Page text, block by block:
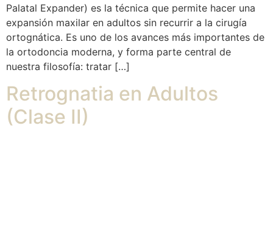
Palatal Expander) es la técnica que permite hacer una
expansión maxilar en adultos sin recurrir a la cirugía
ortognática. Es uno de los avances más importantes de
la ortodoncia moderna, y forma parte central de
nuestra filosofía: tratar […]
Retrognatia en Adultos
(Clase II)